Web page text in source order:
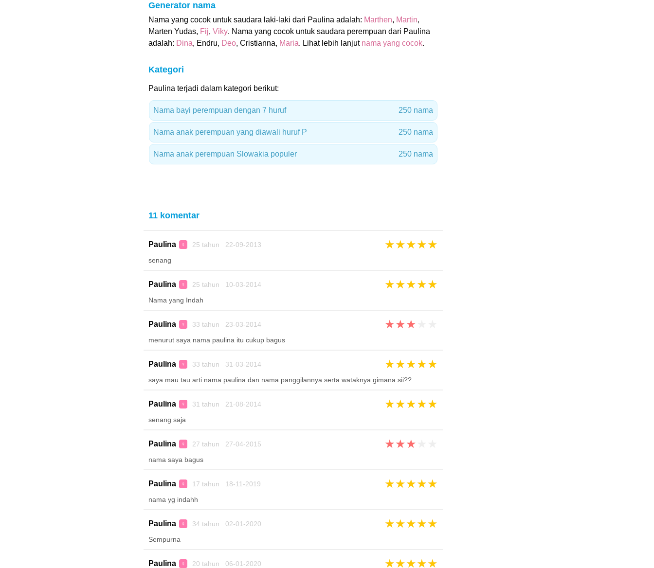
Generator nama
Nama yang cocok untuk saudara laki-laki dari Paulina adalah: Marthen, Martin,
Marten Yudas, Fij, Viky. Nama yang cocok untuk saudara perempuan dari Paulina
adalah: Dina, Endru, Deo, Cristianna, Maria. Lihat lebih lanjut nama yang cocok.
Kategori
Paulina terjadi dalam kategori berikut:
Nama bayi perempuan dengan 7 huruf 250 nama
Nama anak perempuan yang diawali huruf P 250 nama
Nama anak perempuan Slowakia populer 250 nama
11 komentar
Paulina ♀ 25 tahun 22-09-2013 ★★★★★
senang
Paulina ♀ 25 tahun 10-03-2014 ★★★★★
Nama yang Indah
Paulina ♀ 33 tahun 23-03-2014 ★★★
menurut saya nama paulina itu cukup bagus
Paulina ♀ 33 tahun 31-03-2014 ★★★★★
saya mau tau arti nama paulina dan nama panggilannya serta wataknya gimana sii??
Paulina ♀ 31 tahun 21-08-2014 ★★★★★
senang saja
Paulina ♀ 27 tahun 27-04-2015 ★★★
nama saya bagus
Paulina ♀ 17 tahun 18-11-2019 ★★★★★
nama yg indahh
Paulina ♀ 34 tahun 02-01-2020 ★★★★★
Sempurna
Paulina ♀ 20 tahun 06-01-2020 ★★★★★